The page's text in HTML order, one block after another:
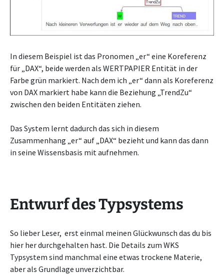
In diesem Beispiel ist das Pronomen „er“ eine Koreferenz
für „DAX“, beide werden als WERTPAPIER Entität in der
Farbe grün markiert. Nach dem ich „er“ dann als Koreferenz
von DAX markiert habe kann die Beziehung „TrendZu“
zwischen den beiden Entitäten ziehen.
Das System lernt dadurch das sich in diesem
Zusammenhang „er“ auf „DAX“ bezieht und kann das dann
in seine Wissensbasis mit aufnehmen.
Entwurf des Typsystems
So lieber Leser, erst einmal meinen Glückwunsch das du bis
hier her durchgehalten hast. Die Details zum WKS
Typsystem sind manchmal eine etwas trockene Materie,
aber als Grundlage unverzichtbar.